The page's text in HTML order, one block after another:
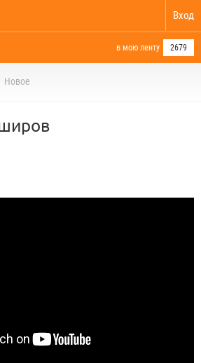
Вход
в мою ленту 2679
Новое